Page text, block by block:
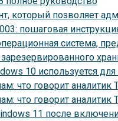
который позволяет
пошаговая
система,
10 используется
что говорит аналитик
что говорит аналитик
11 после